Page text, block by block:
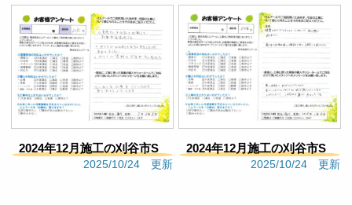
極端な低価格を誇示せず、実
直に作業工程、塗料、耐久性等を説明していただ
き、また、施工事例の多さからもわかるように丁寧
な作業が決め手となりました。実際に、職人さんも
技術に裏付けられた丁寧で、実直な作業をしていた
だきました。特に、養生のきめ細やかさには感心し
ました。これがあったからこそ、塗装の仕上がりが
満足いくものに繋がったのだなと思いました。
Google口コミ
s F
2024年12月施工の刈谷市S
2025/10/24 更新
2024年12月施工の刈谷市S
2025/10/24 更新